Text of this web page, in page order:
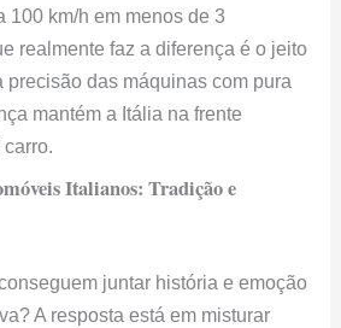
100 km/h em menos de 3
realmente faz a diferença é o jeito
precisão das máquinas com pura
mantém a Itália na frente
Italianos: Tradição e
juntar história e emoção
A resposta está em misturar